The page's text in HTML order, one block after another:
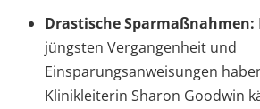
Drastische Sparmaßnahmen:
jüngsten Vergangenheit und
Einsparungsanweisungen
Klinikleiterin Sharon Goodwin